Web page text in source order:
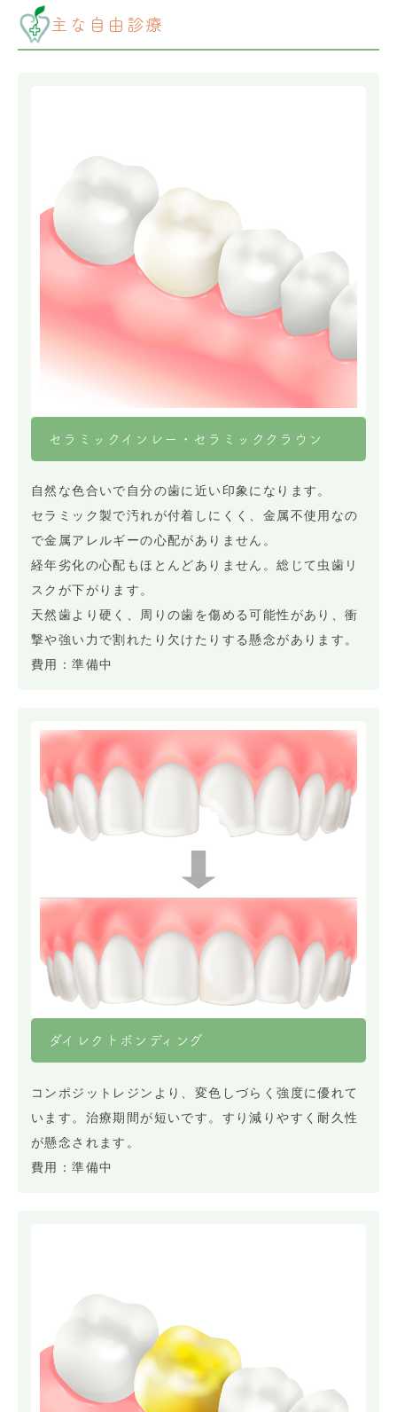
主な自由診療
セラミックインレー・セラミッククラウン
自然な色合いで自分の歯に近い印象になります。
セラミック製で汚れが付着しにくく、金属不使用なの
で金属アレルギーの心配がありません。
経年劣化の心配もほとんどありません。総じて虫歯リ
スクが下がります。
天然歯より硬く、周りの歯を傷める可能性があり、衝
撃や強い力で割れたり欠けたりする懸念があります。
費用：準備中
ダイレクトボンディング
コンポジットレジンより、変色しづらく強度に優れて
います。治療期間が短いです。すり減りやすく耐久性
が懸念されます。
費用：準備中